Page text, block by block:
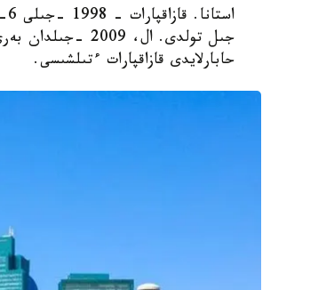
حابارلايدى قازاقپارات ءتىلشىسى.